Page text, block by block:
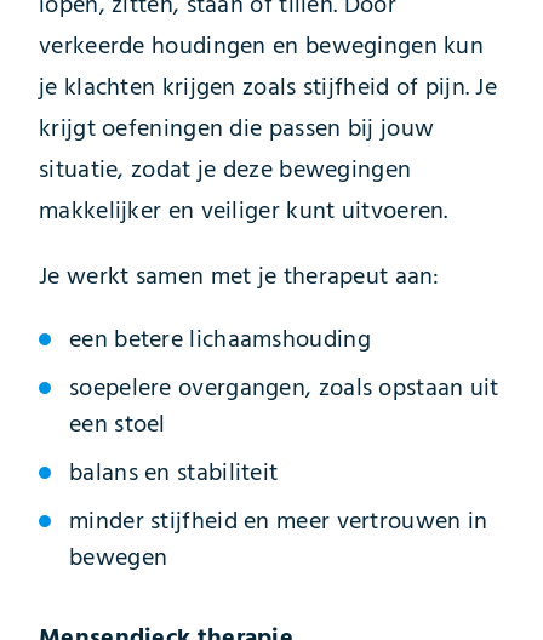
verkeerde houdingen en bewegingen kun
je klachten krijgen zoals stijfheid of pijn. Je
krijgt oefeningen die passen bij jouw
situatie, zodat je deze bewegingen
makkelijker en veiliger kunt uitvoeren.
Je werkt samen met je therapeut aan:
een betere lichaamshouding
soepelere overgangen, zoals opstaan uit
een stoel
balans en stabiliteit
minder stijfheid en meer vertrouwen in
bewegen